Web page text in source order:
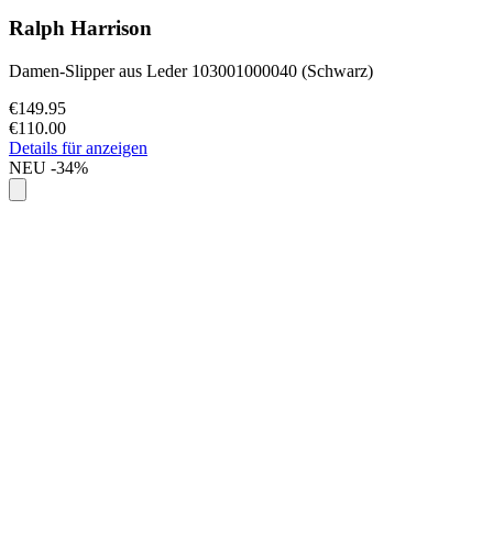
Ralph Harrison
Damen-Slipper aus Leder 103001000040 (Schwarz)
€149.95
€110.00
Details für anzeigen
NEU -34%